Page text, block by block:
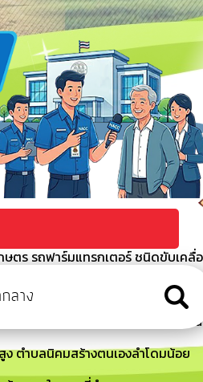
ษตร รถฟาร์มแทรกเตอร์ ชนิดขับเคลื่
รเกษตร รถฟาร์มแทรกเตอร์ ชนิดขับ
ห้ใช้จ่ายเงินสะสมประจำปีงบประมาณ
ตำบลนิคมสร้างตนเองลำโดมน้อย